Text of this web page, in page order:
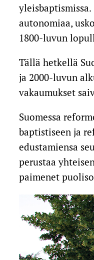
autonomiaa,
1800-luvun
Tällä hetkellä
ja 2000-luvun
vakaumukset
Suomessa
baptistiseen ja
edustamiensa
perustaa
paimenet